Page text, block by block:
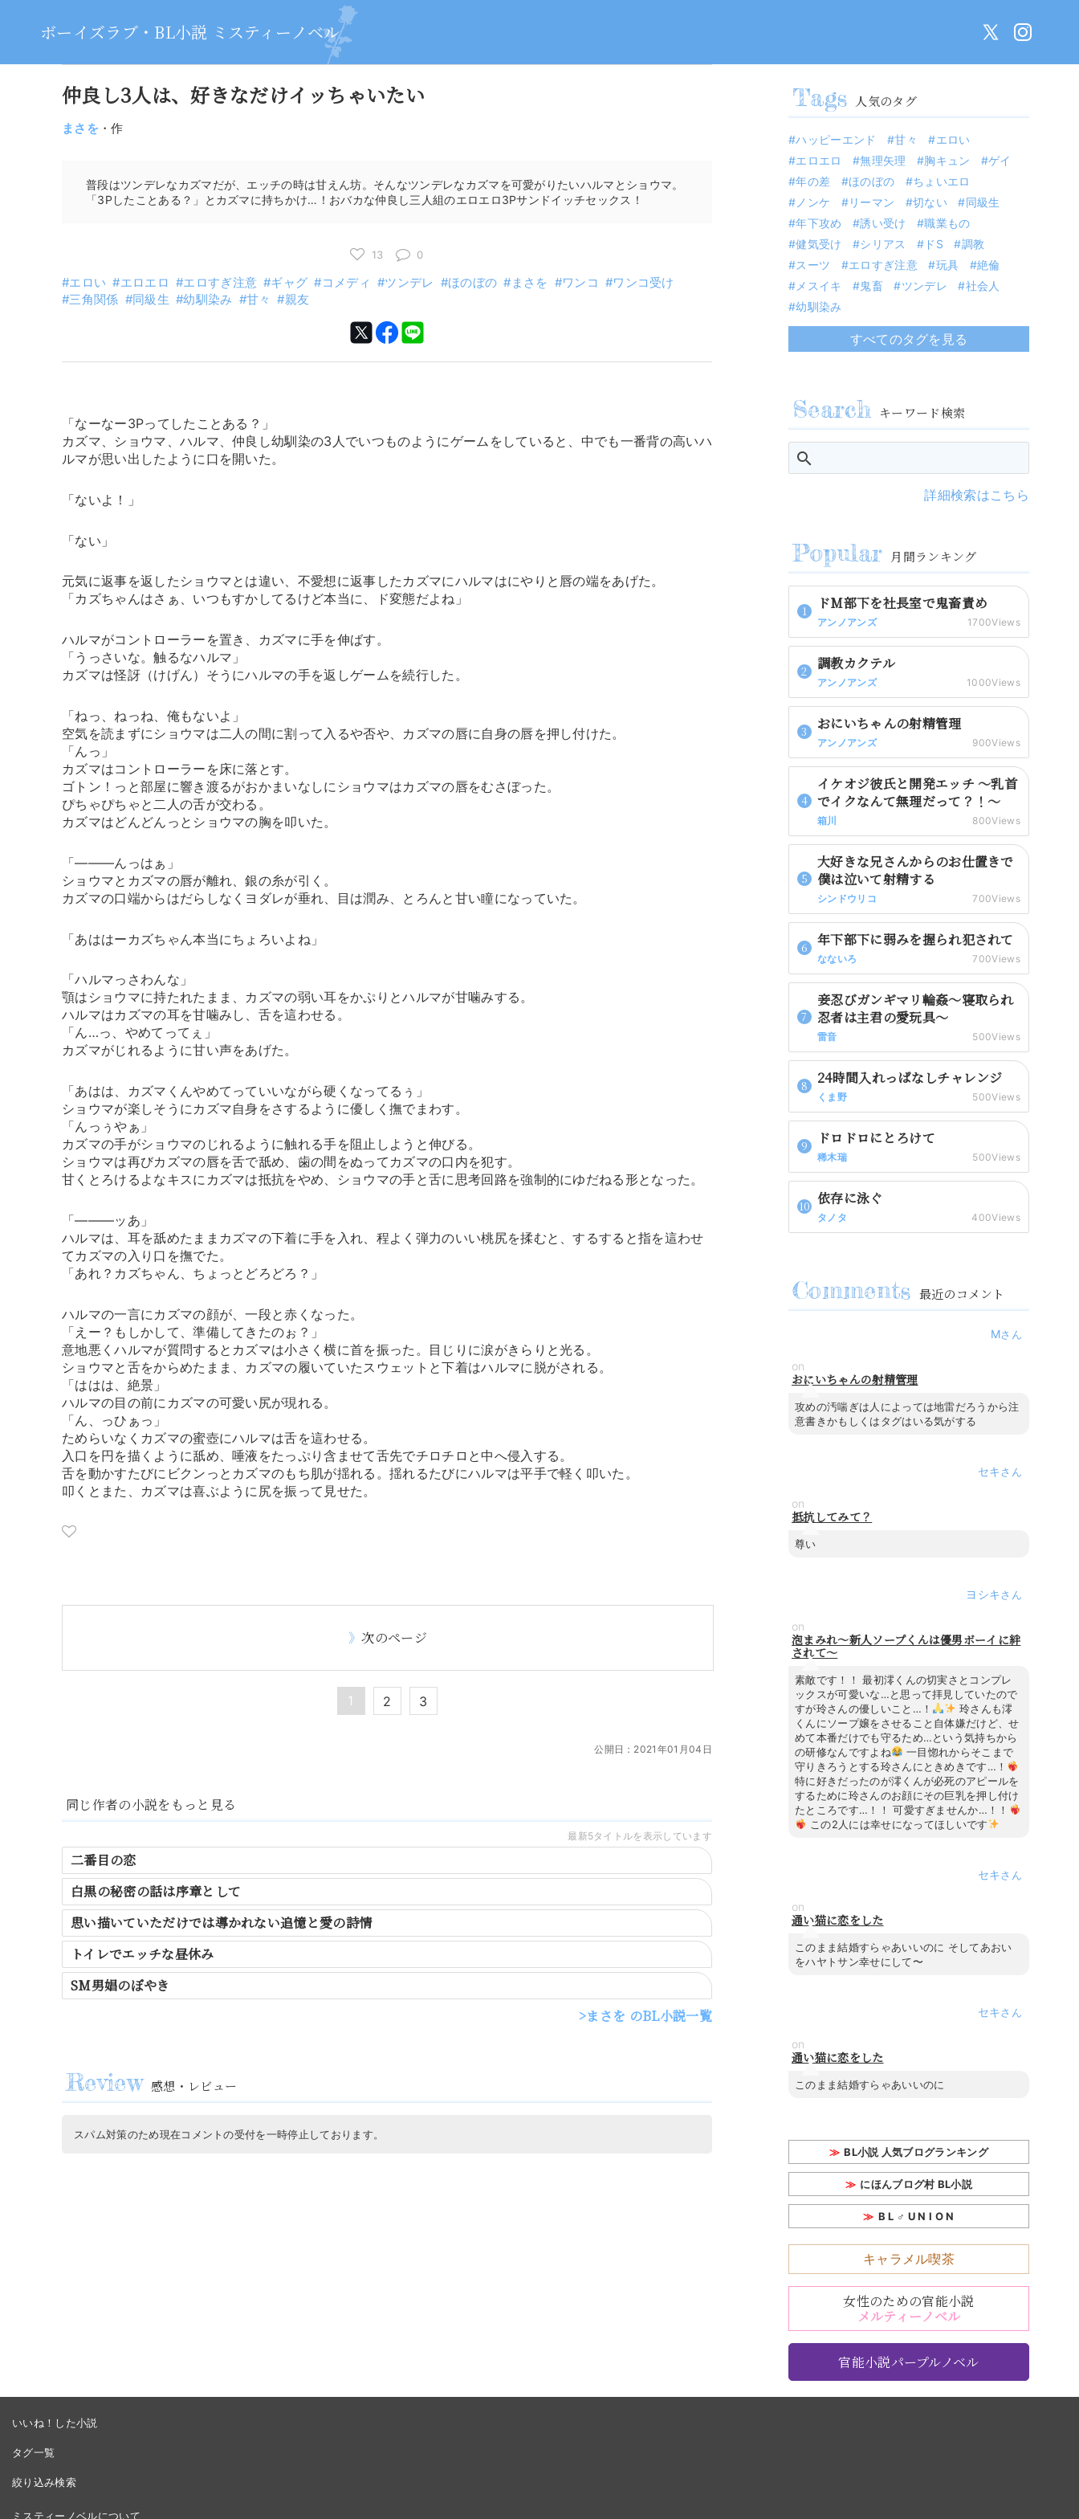
ボーイズラブ・BL小説 ミスティーノベル
仲良し3人は、好きなだけイッちゃいたい
まさを ・作
普段はツンデレなカズマだが、エッチの時は甘えん坊。そんなツンデレなカズマを可愛がりたいハルマとショウマ。
「3Pしたことある？」とカズマに持ちかけ…！おバカな仲良し三人組のエロエロ3Pサンドイッチセックス！
13 0
エロい エロエロ エロすぎ注意 ギャグ コメディ ツンデレ ほのぼの まさを ワンコ
ワンコ受け
三角関係
同級生 幼馴染み 甘々 親友
「なーなー3Pってしたことある？」
カズマ、ショウマ、ハルマ、仲良し幼馴染の3人でいつものようにゲームをしていると、中でも一番背の高いハ
ルマが思い出したように口を開いた。
「ないよ！」
「ない」
元気に返事を返したショウマとは違い、不愛想に返事したカズマにハルマはにやりと唇の端をあげた。
「カズちゃんはさぁ、いつもすかしてるけど本当に、ド変態だよね」
ハルマがコントローラーを置き、カズマに手を伸ばす。
「うっさいな。触るなハルマ」
カズマは怪訝（けげん）そうにハルマの手を返しゲームを続行した。
「ねっ、ねっね、俺もないよ」
空気を読まずにショウマは二人の間に割って入るや否や、カズマの唇に自身の唇を押し付けた。
「んっ」
カズマはコントローラーを床に落とす。
ゴトン！っと部屋に響き渡るがおかまいなしにショウマはカズマの唇をむさぼった。
ぴちゃぴちゃと二人の舌が交わる。
カズマはどんどんっとショウマの胸を叩いた。
「―――んっはぁ」
ショウマとカズマの唇が離れ、銀の糸が引く。
カズマの口端からはだらしなくヨダレが垂れ、目は潤み、とろんと甘い瞳になっていた。
「あははーカズちゃん本当にちょろいよね」
「ハルマっさわんな」
顎はショウマに持たれたまま、カズマの弱い耳をかぷりとハルマが甘噛みする。
ハルマはカズマの耳を甘噛みし、舌を這わせる。
「ん…っ、やめてってぇ」
カズマがじれるように甘い声をあげた。
「あはは、カズマくんやめてっていいながら硬くなってるぅ」
ショウマが楽しそうにカズマ自身をさするように優しく撫でまわす。
「んっぅやぁ」
カズマの手がショウマのじれるように触れる手を阻止しようと伸びる。
ショウマは再びカズマの唇を舌で舐め、歯の間をぬってカズマの口内を犯す。
甘くとろけるよなキスにカズマは抵抗をやめ、ショウマの手と舌に思考回路を強制的にゆだねる形となった。
「―――ッあ」
ハルマは、耳を舐めたままカズマの下着に手を入れ、程よく弾力のいい桃尻を揉むと、するすると指を這わせ
てカズマの入り口を撫でた。
「あれ？カズちゃん、ちょっとどろどろ？」
ハルマの一言にカズマの顔が、一段と赤くなった。
「えー？もしかして、準備してきたのぉ？」
意地悪くハルマが質問するとカズマは小さく横に首を振った。目じりに涙がきらりと光る。
ショウマと舌をからめたまま、カズマの履いていたスウェットと下着はハルマに脱がされる。
「ははは、絶景」
ハルマの目の前にカズマの可愛い尻が現れる。
「ん、っひぁっ」
ためらいなくカズマの蜜壺にハルマは舌を這わせる。
入口を円を描くように舐め、唾液をたっぷり含ませて舌先でチロチロと中へ侵入する。
舌を動かすたびにビクンっとカズマのもち肌が揺れる。揺れるたびにハルマは平手で軽く叩いた。
叩くとまた、カズマは喜ぶように尻を振って見せた。
次のページ
1 2 3
公開日： 2021年01月04日
同じ作者の小説をもっと見る
最新5タイトルを表示しています
二番目の恋
白黒の秘密の話は序章として
思い描いていただけでは導かれない追憶と愛の詩情
トイレでエッチな昼休み
SM男娼のぼやき
まさを のBL小説一覧
感想・レビュー
スパム対策のため現在コメントの受付を一時停止しております。
人気のタグ
ハッピーエンド 甘々
エロい
エロエロ
無理矢理 胸キュン
ゲイ
年の差
ほのぼの
ちょいエロ
ノンケ
リーマン 切ない
同級生
年下攻め
誘い受け
職業もの
健気受け
シリアス ドS
調教
スーツ
エロすぎ注意 玩具
絶倫
メスイキ
鬼畜 ツンデレ
社会人
幼馴染み
すべてのタグを見る
キーワード検索
詳細検索はこちら
月間ランキング
ドM部下を社長室で鬼畜責め
アンノアンズ 1700Views
調教カクテル
アンノアンズ 1000Views
おにいちゃんの射精管理
アンノアンズ 900Views
イケオジ彼氏と開発エッチ 〜乳首
でイクなんて無理だって？！〜
箱川 800Views
大好きな兄さんからのお仕置きで
僕は泣いて射精する
シンドウリコ 700Views
年下部下に弱みを握られ犯されて
なないろ 700Views
妾忍びガンギマリ輪姦～寝取られ
忍者は主君の愛玩具～
雷音 500Views
24時間入れっぱなしチャレンジ
くま野 500Views
ドロドロにとろけて
稀木瑞 500Views
依存に泳ぐ
タノタ 400Views
最近のコメント
M
on
おにいちゃんの射精管理
攻めの汚喘ぎは人によっては地雷だろうから注
意書きかもしくはタグはいる気がする
セキ
on
抵抗してみて？
尊い
ヨシキ
on
泡まみれ～新人ソープくんは優男ボーイに絆
されて～
素敵です！！ 最初澪くんの切実さとコンプレ
ックスが可愛いな…と思って拝見していたので
すが玲さんの優しいこと…！
玲さんも澪
くんにソープ嬢をさせること自体嫌だけど、せ
めて本番だけでも守るため…という気持ちから
の研修なんですよね
一目惚れからそこまで
守りきろうとする玲さんにときめきです…！
特に好きだったのが澪くんが必死のアピールを
するために玲さんのお顔にその巨乳を押し付け
たところです…！！ 可愛すぎませんか…！！
この2人には幸せになってほしいです
セキ
on
通い猫に恋をした
このまま結婚すらゃあいいのに そしてあおい
をハヤトサン幸せにして〜
セキ
on
通い猫に恋をした
このまま結婚すらゃあいいのに
BL小説 人気ブログランキング
にほんブログ村 BL小説
B L ♂ U N I O N
キャラメル喫茶
女性のための官能小説
メルティーノベル
官能小説パープルノベル
いいね！した小説
タグ一覧
絞り込み検索
ミスティーノベルについて